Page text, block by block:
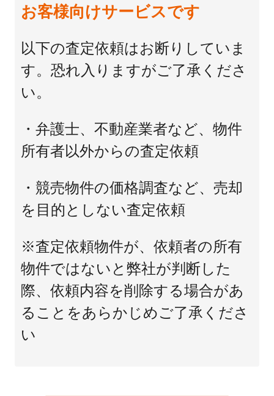
お客様向けサービスです
以下の査定依頼はお断りしていま
す。恐れ入りますがご了承くださ
い。
・弁護士、不動産業者など、物件
所有者以外からの査定依頼
・競売物件の価格調査など、売却
を目的としない査定依頼
※査定依頼物件が、依頼者の所有
物件ではないと弊社が判断した
際、依頼内容を削除する場合があ
ることをあらかじめご了承くださ
い